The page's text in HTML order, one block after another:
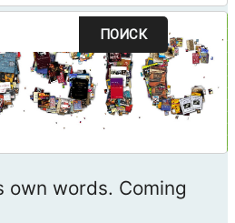
ПОИСК
own words. Coming